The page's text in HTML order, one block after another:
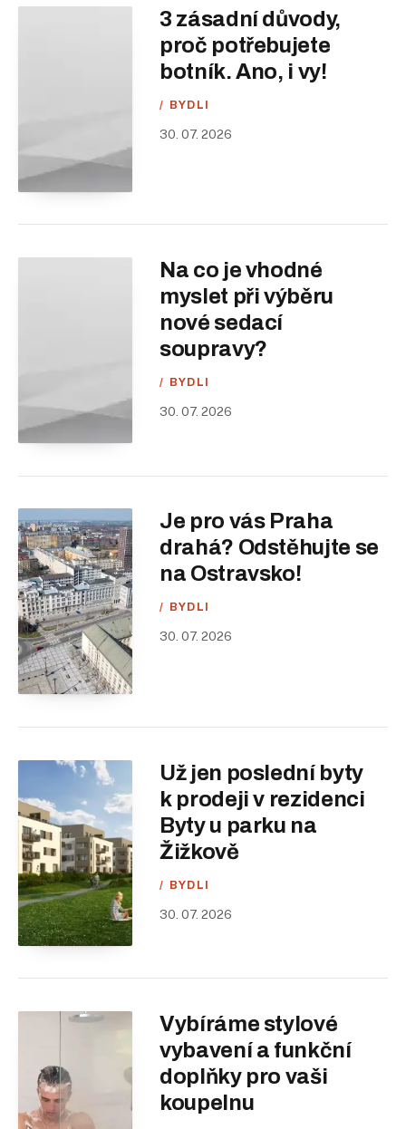
3 zásadní důvody,
proč potřebujete
botník. Ano, i vy!
BYDLI
30. 07. 2026
Na co je vhodné
myslet při výběru
nové sedací
soupravy?
BYDLI
30. 07. 2026
Je pro vás Praha
drahá? Odstěhujte se
na Ostravsko!
BYDLI
30. 07. 2026
Už jen poslední byty
k prodeji v rezidenci
Byty u parku na
Žižkově
BYDLI
30. 07. 2026
Vybíráme stylové
vybavení a funkční
doplňky pro vaši
koupelnu